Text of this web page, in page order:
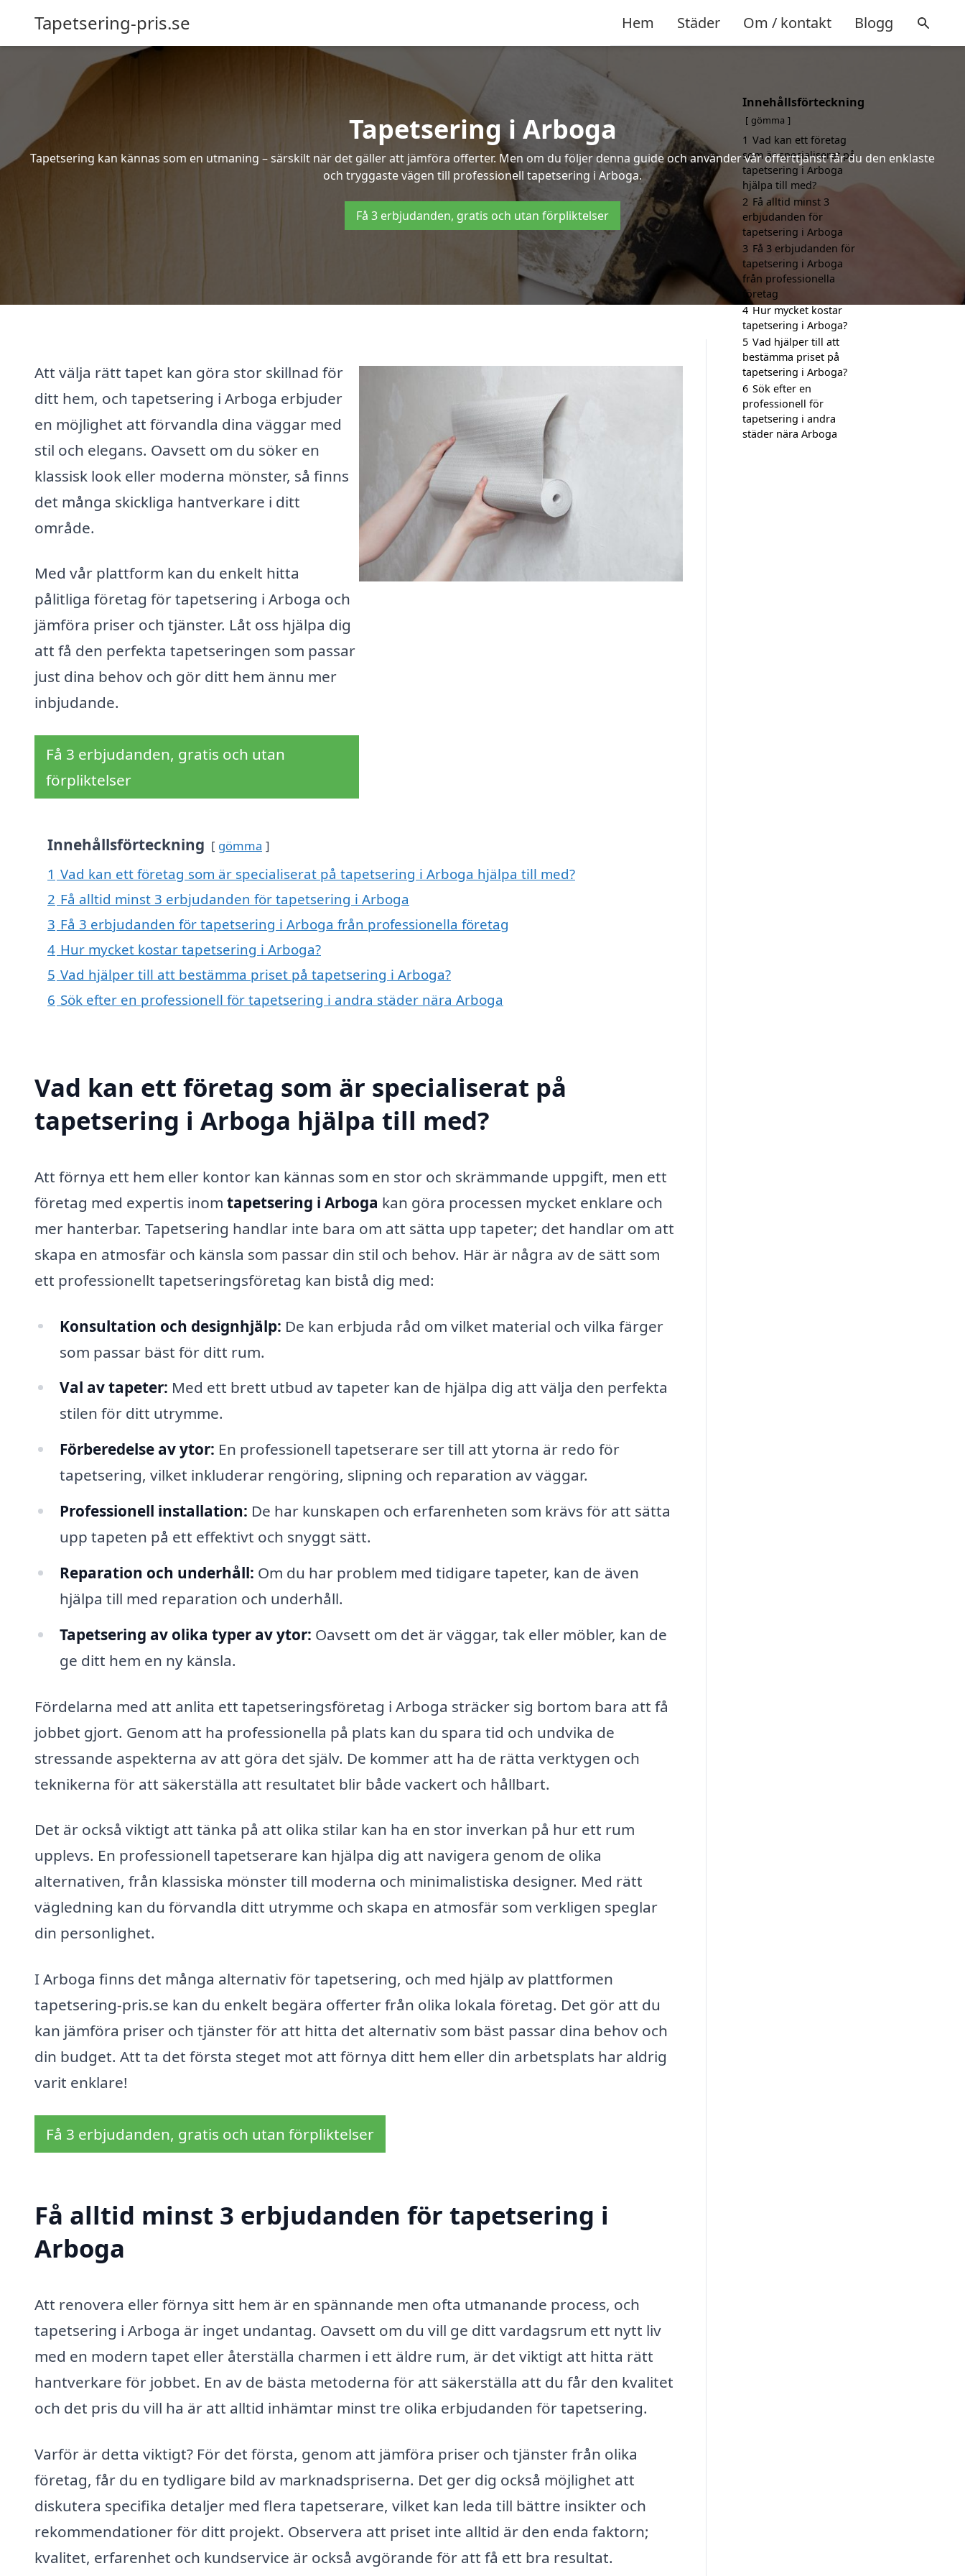
Tapetsering-pris.se Hem Städer Om / kontakt Blogg
Tapetsering i Arboga
Tapetsering kan kännas som en utmaning – särskilt när det gäller att jämföra offerter. Men om du följer denna guide och använder vår offerttjänst får du den enklaste
och tryggaste vägen till professionell tapetsering i Arboga.
Få 3 erbjudanden, gratis och utan förpliktelser
Att välja rätt tapet kan göra stor skillnad för
ditt hem, och tapetsering i Arboga erbjuder
en möjlighet att förvandla dina väggar med
stil och elegans. Oavsett om du söker en
klassisk look eller moderna mönster, så finns
det många skickliga hantverkare i ditt
område.
Med vår plattform kan du enkelt hitta
pålitliga företag för tapetsering i Arboga och
jämföra priser och tjänster. Låt oss hjälpa dig
att få den perfekta tapetseringen som passar
just dina behov och gör ditt hem ännu mer
inbjudande.
Få 3 erbjudanden, gratis och utan
förpliktelser
Innehållsförteckning gömma
1 Vad kan ett företag som är specialiserat på tapetsering i Arboga hjälpa till med?
2 Få alltid minst 3 erbjudanden för tapetsering i Arboga
3 Få 3 erbjudanden för tapetsering i Arboga från professionella företag
4 Hur mycket kostar tapetsering i Arboga?
5 Vad hjälper till att bestämma priset på tapetsering i Arboga?
6 Sök efter en professionell för tapetsering i andra städer nära Arboga
Vad kan ett företag som är specialiserat på
tapetsering i Arboga hjälpa till med?
Att förnya ett hem eller kontor kan kännas som en stor och skrämmande uppgift, men ett
företag med expertis inom tapetsering i Arboga kan göra processen mycket enklare och
mer hanterbar. Tapetsering handlar inte bara om att sätta upp tapeter; det handlar om att
skapa en atmosfär och känsla som passar din stil och behov. Här är några av de sätt som
ett professionellt tapetseringsföretag kan bistå dig med:
Konsultation och designhjälp: De kan erbjuda råd om vilket material och vilka färger
som passar bäst för ditt rum.
Val av tapeter: Med ett brett utbud av tapeter kan de hjälpa dig att välja den perfekta
stilen för ditt utrymme.
Förberedelse av ytor: En professionell tapetserare ser till att ytorna är redo för
tapetsering, vilket inkluderar rengöring, slipning och reparation av väggar.
Professionell installation: De har kunskapen och erfarenheten som krävs för att sätta
upp tapeten på ett effektivt och snyggt sätt.
Reparation och underhåll: Om du har problem med tidigare tapeter, kan de även
hjälpa till med reparation och underhåll.
Tapetsering av olika typer av ytor: Oavsett om det är väggar, tak eller möbler, kan de
ge ditt hem en ny känsla.
Fördelarna med att anlita ett tapetseringsföretag i Arboga sträcker sig bortom bara att få
jobbet gjort. Genom att ha professionella på plats kan du spara tid och undvika de
stressande aspekterna av att göra det själv. De kommer att ha de rätta verktygen och
teknikerna för att säkerställa att resultatet blir både vackert och hållbart.
Det är också viktigt att tänka på att olika stilar kan ha en stor inverkan på hur ett rum
upplevs. En professionell tapetserare kan hjälpa dig att navigera genom de olika
alternativen, från klassiska mönster till moderna och minimalistiska designer. Med rätt
vägledning kan du förvandla ditt utrymme och skapa en atmosfär som verkligen speglar
din personlighet.
I Arboga finns det många alternativ för tapetsering, och med hjälp av plattformen
tapetsering-pris.se kan du enkelt begära offerter från olika lokala företag. Det gör att du
kan jämföra priser och tjänster för att hitta det alternativ som bäst passar dina behov och
din budget. Att ta det första steget mot att förnya ditt hem eller din arbetsplats har aldrig
varit enklare!
Få 3 erbjudanden, gratis och utan förpliktelser
Få alltid minst 3 erbjudanden för tapetsering i
Arboga
Att renovera eller förnya sitt hem är en spännande men ofta utmanande process, och
tapetsering i Arboga är inget undantag. Oavsett om du vill ge ditt vardagsrum ett nytt liv
med en modern tapet eller återställa charmen i ett äldre rum, är det viktigt att hitta rätt
hantverkare för jobbet. En av de bästa metoderna för att säkerställa att du får den kvalitet
och det pris du vill ha är att alltid inhämtar minst tre olika erbjudanden för tapetsering.
Varför är detta viktigt? För det första, genom att jämföra priser och tjänster från olika
företag, får du en tydligare bild av marknadspriserna. Det ger dig också möjlighet att
diskutera specifika detaljer med flera tapetserare, vilket kan leda till bättre insikter och
rekommendationer för ditt projekt. Observera att priset inte alltid är den enda faktorn;
kvalitet, erfarenhet och kundservice är också avgörande för att få ett bra resultat.
Innehållsförteckning
gömma
1 Vad kan ett företag
som är specialiserat på
tapetsering i Arboga
hjälpa till med?
2 Få alltid minst 3
erbjudanden för
tapetsering i Arboga
3 Få 3 erbjudanden för
tapetsering i Arboga
från professionella
företag
4 Hur mycket kostar
tapetsering i Arboga?
5 Vad hjälper till att
bestämma priset på
tapetsering i Arboga?
6 Sök efter en
professionell för
tapetsering i andra
städer nära Arboga